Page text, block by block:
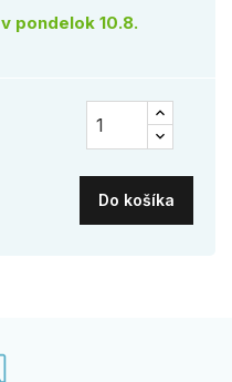
v pondelok 10.8.
Do košíka